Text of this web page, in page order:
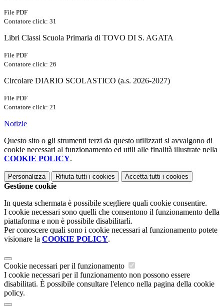
File PDF
Contatore click: 31
Libri Classi Scuola Primaria di TOVO DI S. AGATA
File PDF
Contatore click: 26
Circolare DIARIO SCOLASTICO (a.s. 2026-2027)
File PDF
Contatore click: 21
Notizie
Questo sito o gli strumenti terzi da questo utilizzati si avvalgono di
cookie necessari al funzionamento ed utili alle finalità illustrate nella
COOKIE POLICY.
Personalizza Rifiuta tutti i cookies Accetta tutti i cookies
Gestione cookie
In questa schermata è possibile scegliere quali cookie consentire.
I cookie necessari sono quelli che consentono il funzionamento della
piattaforma e non è possibile disabilitarli.
Per conoscere quali sono i cookie necessari al funzionamento potete
visionare la COOKIE POLICY.
Cookie necessari per il funzionamento
I cookie necessari per il funzionamento non possono essere
disabilitati. È possibile consultare l'elenco nella pagina della cookie
policy.